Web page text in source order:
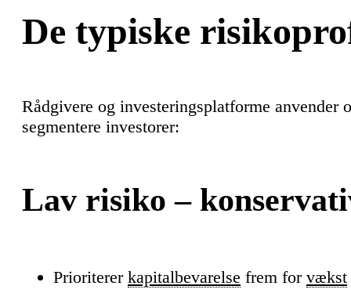
De typiske
Rådgivere og investeringsplatforme anvender
segmentere investorer:
Lav risiko –
Prioriterer kapitalbevarelse frem for vækst